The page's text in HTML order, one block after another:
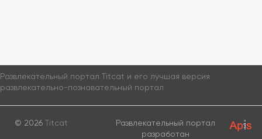
Развлекательный портал Titcat и его лучшая версия
развлекательно-познавательный портал
© 2026 Titcat
Развлекательный портал
разработан